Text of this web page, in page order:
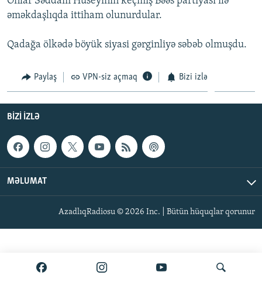
FOTOQALEREYA
KARIKATURA
OXU ZALI
İSLAM VƏ DEMOKRATIYA
İZ - MƏDƏNIYYƏT PROQRAMI
HAQQIMIZDA
PEŞƏ ETIKASI VƏ JURNALISTIKA STANDARTLARIMIZ
MATERIALLARIMIZDAN ISTIFADƏ
AZADLIQRADIOSU MOBIL TELEFONUNUZDA
BIZIMLƏ ƏLAQƏ
XƏBƏR BÜLLETENLƏRIMIZ
BIZI IZLƏ
əməkdaşlıqda ittiham olunurdular.
Qadağa ölkədə böyük siyasi gərginliyə səbəb olmuşdu.
Paylaş VPN-siz açmaq Bizi izlə
BIZI IZLƏ
MƏLUMAT
AzadlıqRadiosu © 2026 Inc. | Bütün hüquqlar qorunur